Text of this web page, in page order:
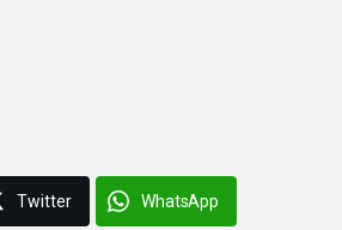
Twitter WhatsApp